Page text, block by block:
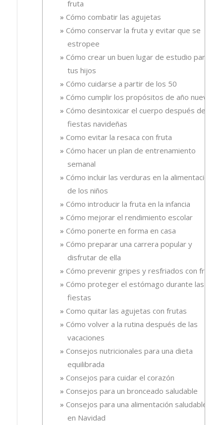
fruta
Cómo combatir las agujetas
Cómo conservar la fruta y evitar que se
estropee
Cómo crear un buen lugar de estudio para
tus hijos
Cómo cuidarse a partir de los 50
Cómo cumplir los propósitos de año nuevo
Cómo desintoxicar el cuerpo después de las
fiestas navideñas
Como evitar la resaca con fruta
Cómo hacer un plan de entrenamiento
semanal
Cómo incluir las verduras en la alimentación
de los niños
Cómo introducir la fruta en la infancia
Cómo mejorar el rendimiento escolar
Cómo ponerte en forma en casa
Cómo preparar una carrera popular y
disfrutar de ella
Cómo prevenir gripes y resfriados con fruta.
Cómo proteger el estómago durante las
fiestas
Como quitar las agujetas con frutas
Cómo volver a la rutina después de las
vacaciones
Consejos nutricionales para una dieta
equilibrada
Consejos para cuidar el corazón
Consejos para un bronceado saludable
Consejos para una alimentación saludable
en Navidad